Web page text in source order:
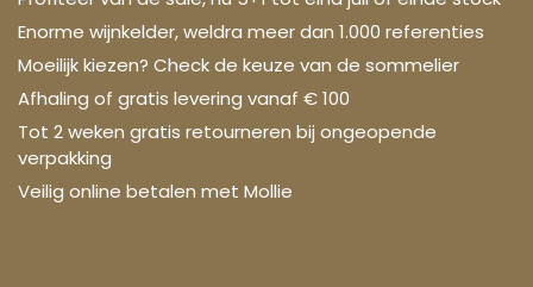
Enorme wijnkelder, weldra meer dan 1.000 referenties
Moeilijk kiezen? Check de keuze van de sommelier
Afhaling of gratis levering vanaf € 100
Tot 2 weken gratis retourneren bij ongeopende
verpakking
Veilig online betalen met Mollie